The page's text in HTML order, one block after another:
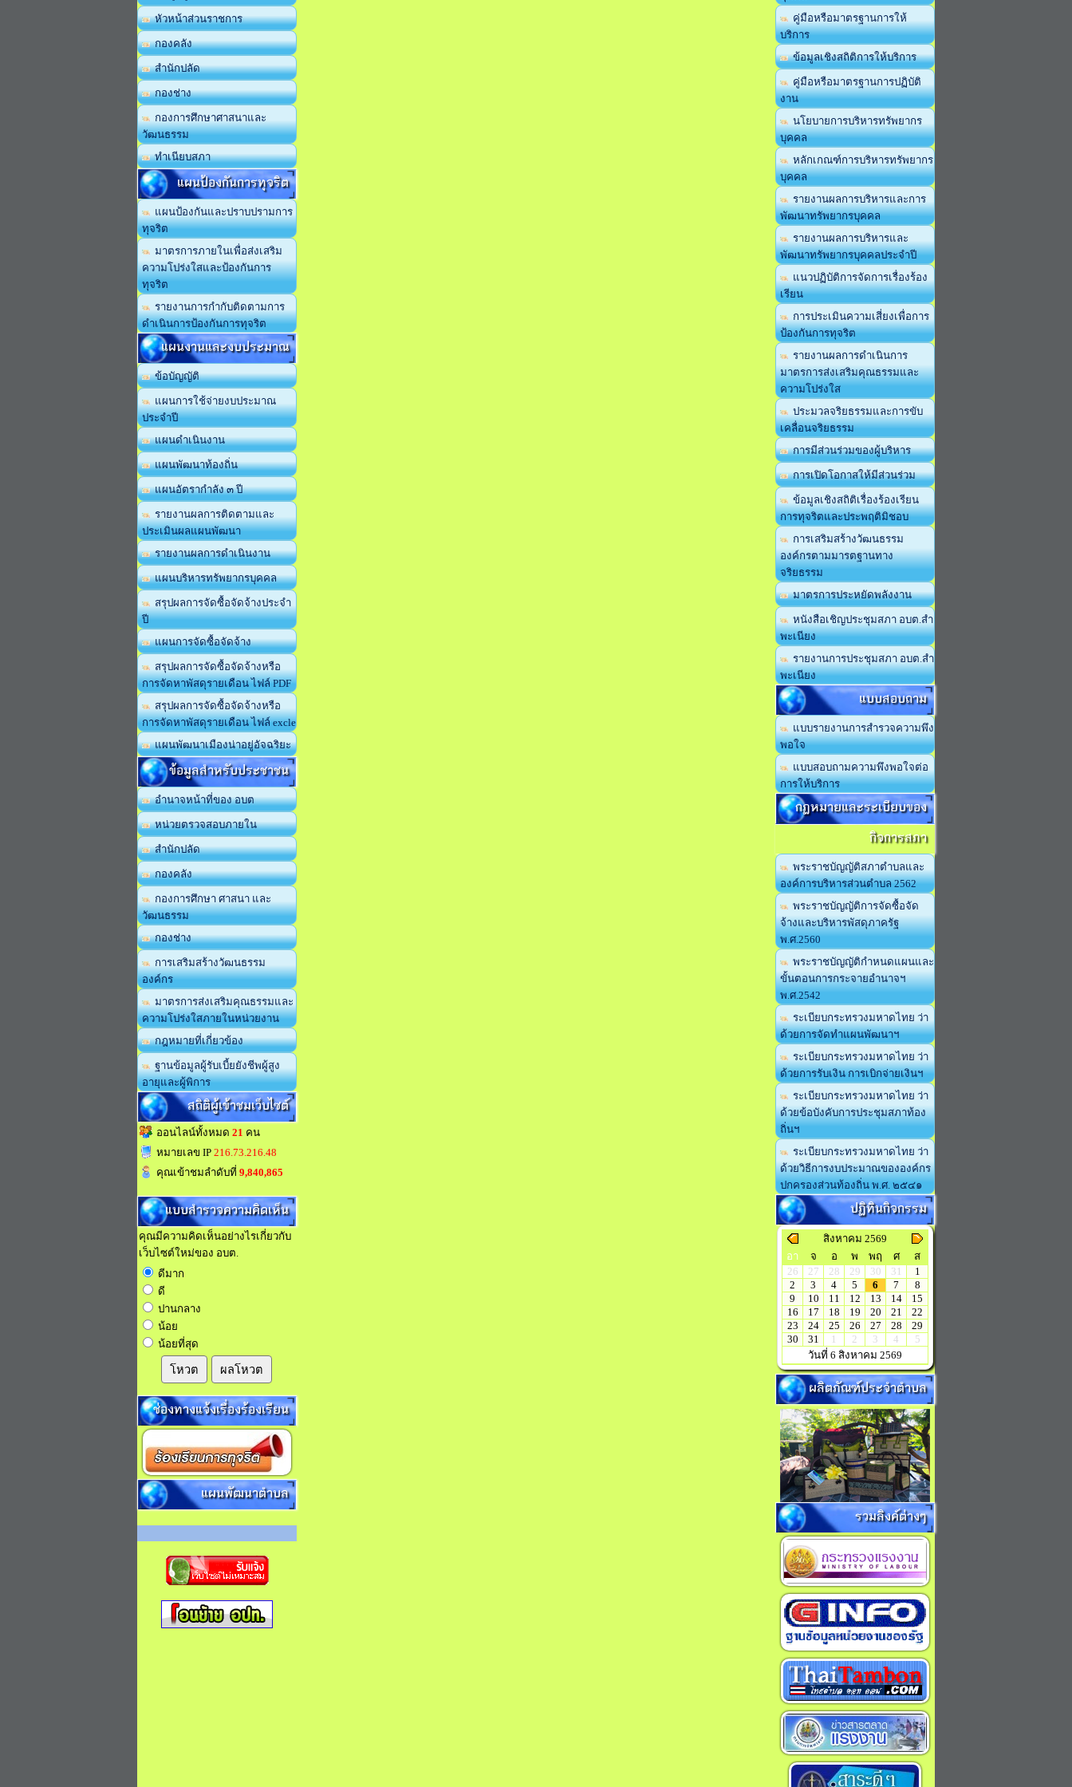
หัวหน้าส่วนราชการ
กองคลัง
สำนักปลัด
กองช่าง
กองการศึกษาศาสนาและ
วัฒนธรรม
ทำเนียบสภา
แผนป้องกันการทุจริต
แผนป้องกันและปราบปรามการ
ทุจริต
มาตรการภายในเพื่อส่งเสริม
ความโปร่งใสและป้องกันการ
ทุจริต
รายงานการกำกับติดตามการ
ดำเนินการป้องกันการทุจริต
แผนงานและงบประมาณ
ข้อบัญญัติ
แผนการใช้จ่ายงบประมาณ
ประจำปี
แผนดำเนินงาน
แผนพัฒนาท้องถิ่น
แผนอัตรากำลัง ๓ ปี
รายงานผลการติดตามและ
ประเมินผลแผนพัฒนา
รายงานผลการดำเนินงาน
แผนบริหารทรัพยากรบุคคล
สรุปผลการจัดซื้อจัดจ้างประจำ
ปี
แผนการจัดซื้อจัดจ้าง
สรุปผลการจัดซื้อจัดจ้างหรือ
การจัดหาพัสดุรายเดือน ไฟล์ PDF
สรุปผลการจัดซื้อจัดจ้างหรือ
การจัดหาพัสดุรายเดือน ไฟล์ excle
แผนพัฒนาเมืองน่าอยู่อัจฉริยะ
ข้อมูลสำหรับประชาชน
อำนาจหน้าที่ของ อบต
หน่วยตรวจสอบภายใน
สำนักปลัด
กองคลัง
กองการศึกษา ศาสนา และ
วัฒนธรรม
กองช่าง
การเสริมสร้างวัฒนธรรม
องค์กร
มาตรการส่งเสริมคุณธรรมและ
ความโปร่งใสภายในหน่วยงาน
กฎหมายที่เกี่ยวข้อง
ฐานข้อมูลผู้รับเบี้ยยังชีพผู้สูง
อายุและผู้พิการ
สถิติผู้เข้าชมเว็บไซต์
ออนไลน์ทั้งหมด 21 คน
หมายเลข IP 216.73.216.48
คุณเข้าชมลำดับที่ 9,840,865
แบบสำรวจความคิดเห็น
คุณมีความคิดเห็นอย่างไรเกี่ยวกับ
เว็บไซต์ใหม่ของ อบต.
ดีมาก
ดี
ปานกลาง
น้อย
น้อยที่สุด
โหวต ผลโหวต
ช่องทางแจ้งเรื่องร้องเรียน
แผนพัฒนาตำบล
คู่มือหรือมาตรฐานการให้
บริการ
ข้อมูลเชิงสถิติการให้บริการ
คู่มือหรือมาตรฐานการปฏิบัติ
งาน
นโยบายการบริหารทรัพยากร
บุคคล
หลักเกณฑ์การบริหารทรัพยากร
บุคคล
รายงานผลการบริหารและการ
พัฒนาทรัพยากรบุคคล
รายงานผลการบริหารและ
พัฒนาทรัพยากรบุคคลประจำปี
แนวปฏิบัติการจัดการเรื่องร้อง
เรียน
การประเมินความเสี่ยงเพื่อการ
ป้องกันการทุจริต
รายงานผลการดำเนินการ
มาตรการส่งเสริมคุณธรรมและ
ความโปร่งใส
ประมวลจริยธรรมและการขับ
เคลื่อนจริยธรรม
การมีส่วนร่วมของผู้บริหาร
การเปิดโอกาสให้มีส่วนร่วม
ข้อมูลเชิงสถิติเรื่องร้องเรียน
การทุจริตและประพฤติมิชอบ
การเสริมสร้างวัฒนธรรม
องค์กรตามมารตฐานทาง
จริยธรรม
มาตรการประหยัดพลังงาน
หนังสือเชิญประชุมสภา อบต.สำ
พะเนียง
รายงานการประชุมสภา อบต.สำ
พะเนียง
แบบสอบถาม
แบบรายงานการสำรวจความพึง
พอใจ
แบบสอบถามความพึงพอใจต่อ
การให้บริการ
กฏหมายและระเบียบของ
กิจการสภา
พระราชบัญญัติสภาตำบลและ
องค์การบริหารส่วนตำบล 2562
พระราชบัญญัติการจัดซื้อจัด
จ้างและบริหารพัสดุภาครัฐ
พ.ศ.2560
พระราชบัญญัติกำหนดแผนและ
ขั้นตอนการกระจายอำนาจฯ
พ.ศ.2542
ระเบียบกระทรวงมหาดไทย ว่า
ด้วยการจัดทำแผนพัฒนาฯ
ระเบียบกระทรวงมหาดไทย ว่า
ด้วยการรับเงิน การเบิกจ่ายเงินฯ
ระเบียบกระทรวงมหาดไทย ว่า
ด้วยข้อบังคับการประชุมสภาท้อง
ถิ่นฯ
ระเบียบกระทรวงมหาดไทย ว่า
ด้วยวิธีการงบประมาณขององค์กร
ปกครองส่วนท้องถิ่น พ.ศ. ๒๕๔๑
ปฏิทินกิจกรรม
สิงหาคม 2569
อา
จ อ พ พฤ ศ
ส
26
27 28 29 30 31
1
2
3 4 5 6 7
8
9
10 11 12 13 14
15
16
17 18 19 20 21
22
23
24 25 26 27 28
29
30
31 1 2 3 4
5
วันที่ 6 สิงหาคม 2569
ผลิตภัณฑ์ประจำตำบล
รวมลิงค์ต่างๆ